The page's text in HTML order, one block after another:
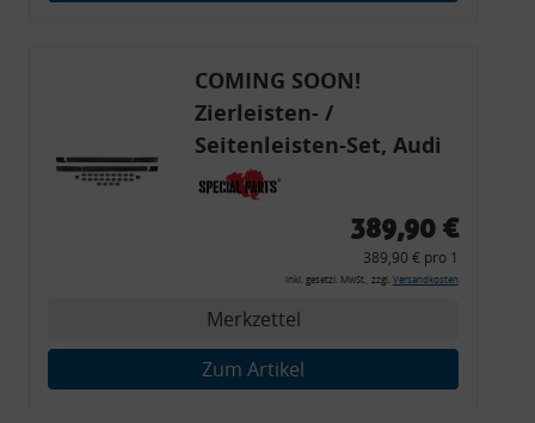
COMING SOON!
Zierleisten- /
Seitenleisten-Set, Audi
80 Cabrio, Coupe, S2, (6x
Zierleiste, 2x Kappe,
Montagewerkzeug)
389,90 €
389,90 € pro 1
inkl. gesetzl. MwSt., zzgl. Versandkosten
Merkzettel
Zum Artikel